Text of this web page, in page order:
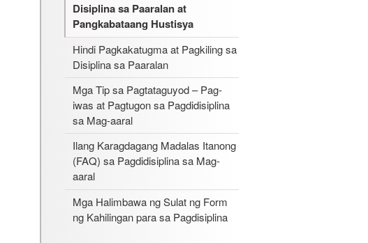
Disiplina sa Paaralan at
Pangkabataang Hustisya
Hindi Pagkakatugma at Pagkiling sa
Disiplina sa Paaralan
Mga Tip sa Pagtataguyod – Pag-
iwas at Pagtugon sa Pagdidisiplina
sa Mag-aaral
Ilang Karagdagang Madalas Itanong
(FAQ) sa Pagdidisiplina sa Mag-
aaral
Mga Halimbawa ng Sulat ng Form
ng Kahilingan para sa Pagdisiplina